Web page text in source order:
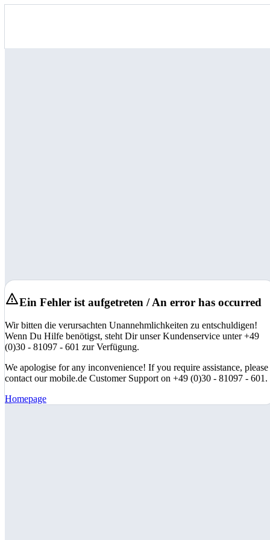
Ein Fehler ist aufgetreten / An error has occurred
Wir bitten die verursachten Unannehmlichkeiten zu entschuldigen!
Wenn Du Hilfe benötigst, steht Dir unser Kundenservice unter +49
(0)30 - 81097 - 601 zur Verfügung.
We apologise for any inconvenience! If you require assistance, please
contact our mobile.de Customer Support on +49 (0)30 - 81097 - 601.
Homepage